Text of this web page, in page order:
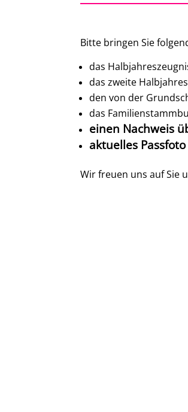
Bitte bringen Sie
das
das zweite
den von der
das
einen Nachweis
aktuelles
Wir freuen uns auf Sie